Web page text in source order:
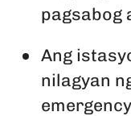
pagsabog
Ang
nilagyan